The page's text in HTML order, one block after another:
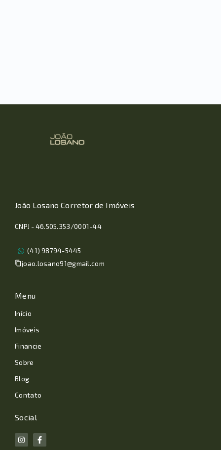
João Losano Corretor de Imóveis
CNPJ - 46.505.353/0001-44
(41) 98794-5445
joao.losano91@gmail.com
Menu
Início
Imóveis
Financie
Sobre
Blog
Contato
Social